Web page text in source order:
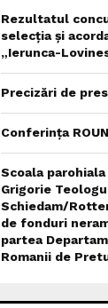
Rezultatul
selecția și
„Ierunca-
Precizări de
Conferința
Scoala
Grigorie
Schiedam/
de fonduri
partea
Romanii de